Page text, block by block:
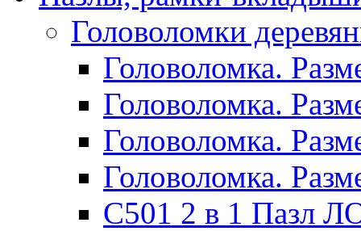
Головоломки
Головоломка.
Головоломка.
Головоломка.
Головоломка.
C501 2 в 1